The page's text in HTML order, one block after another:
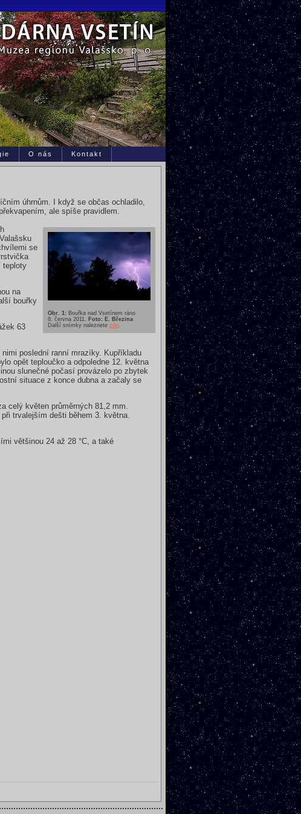
O nás Kontakt
úhrnům. I když se občas ochladilo,
ale spíše pravidlem.
Obr. 1: Bouřka nad Vsetínem ráno
8. června 2011.
Foto: E. Březina
Další snímky naleznete zde
se
teploty
na
bouřky
63
poslední ranní mrazíky. Kupříkladu
opět teploučko a odpoledne 12. května
slunečné počasí provázelo po zbytek
situace z konce dubna a začaly se
celý květen průměrných 81,2 mm.
trvalejším dešti během 3. května.
většinou 24 až 28 °C, a také